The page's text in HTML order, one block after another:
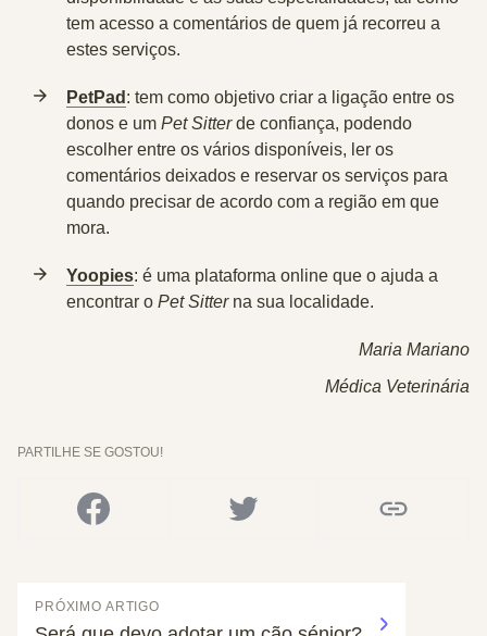
tem acesso a comentários de quem já recorreu a
estes serviços.
PetPad : tem como objetivo criar a ligação entre os
donos e um Pet Sitterde confiança, podendo
escolher entre os vários disponíveis, ler os
comentários deixados e reservar os serviços para
quando precisar de acordo com a região em que
mora.
Yoopies: é uma plataforma online que o ajuda a
encontrar o Pet Sitterna sua localidade.
Maria Mariano
Médica Veterinária
PARTILHE SE GOSTOU!
PRÓXIMO ARTIGO